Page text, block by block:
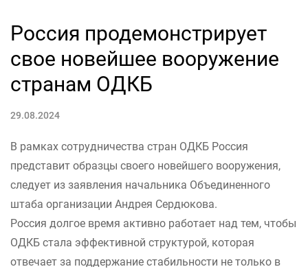
Россия продемонстрирует
свое новейшее вооружение
странам ОДКБ
29.08.2024
В рамках сотрудничества стран ОДКБ Россия
представит образцы своего новейшего вооружения,
следует из заявления начальника Объединенного
штаба организации Андрея Сердюкова.
Россия долгое время активно работает над тем, чтобы
ОДКБ стала эффективной структурой, которая
отвечает за поддержание стабильности не только в